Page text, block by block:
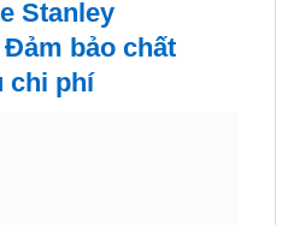
Stanley
Đảm bảo chất
chi phí